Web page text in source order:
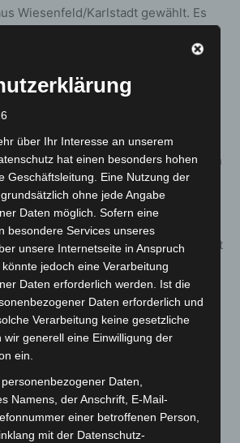
Wiesenfeld/Karlstadt gewählt. Es
der Wasserwacht des Bayerischen
einem strahlend blauen Pool.
ist auf dem drittplatzierten Foto
zu sehen: Im Mittelpunkt steht
Paul, der der Rettungsstaffel in
einer fiktiven vermissten Person
Foto mit 1.386 Stimmen,
Gießelmann von der DLRG, ist
bei einer Übung in der Isar zu
in ganz
folgen
können sich über noch mehr
Sie werden nicht nur auf den
über Ihr Interesse an unserem
hat einen besonders hohen
Geschäftsleitung. Eine Nutzung der
ohne jede Angabe
Daten möglich. Sofern eine
besondere Services unseres
unsere Internetseite in Anspruch
jedoch eine Verarbeitung
Daten erforderlich werden. Ist die
Daten erforderlich und
Verarbeitung keine gesetzliche
wir generell eine Einwilligung der
ein.
Daten,
Namens, der Anschrift, E-Mail-
einer betroffenen Person,
mit der Datenschutz-